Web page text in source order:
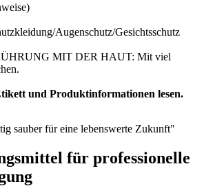
Augenschutz/Gesichtsschutz
MIT DER HAUT: Mit viel
und Produktinformationen lesen.
sauber für eine lebenswerte Zukunft"
für professionelle